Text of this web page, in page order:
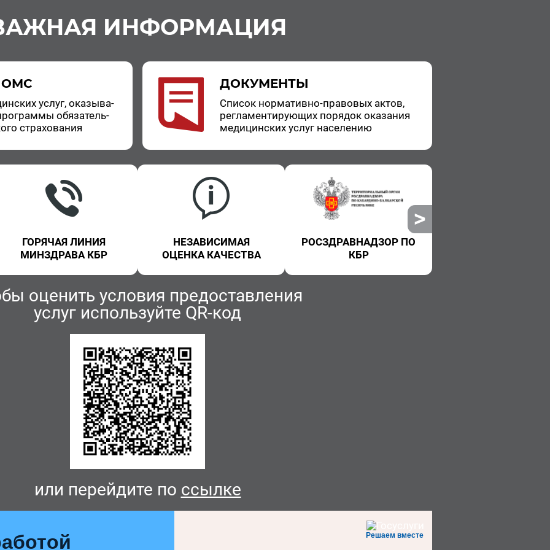
ИНФОРМАЦИЯ
ОМС
услуг, ока­зы­ва­
обя­за­тель­
стра­хо­ва­ния
ДОКУМЕНТЫ
Спи­сок нор­ма­тив­но-пра­во­вых актов,
ре­гла­мен­ти­ру­ю­щих по­ря­док ока­за­ния
ме­ди­цин­ских услуг на­се­ле­нию
ГОРЯЧАЯ ЛИНИЯ
МИНЗДРАВА КБР
НЕЗАВИСИМАЯ
ОЦЕНКА КАЧЕСТВА
РОСЗДРАВНАДЗОР ПО
КБР
оценить условия предоставления
услуг используйте QR-код
или перейдите по ссылке
Решаем вместе